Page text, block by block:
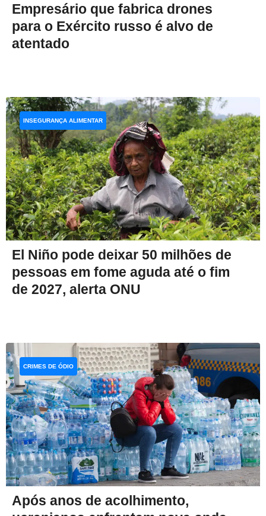
Empresário que fabrica drones
para o Exército russo é alvo de
atentado
El Niño pode deixar 50 milhões de
pessoas em fome aguda até o fim
de 2027, alerta ONU
INSEGURANÇA ALIMENTAR
Após anos de acolhimento,
CRIMES DE ÓDIO